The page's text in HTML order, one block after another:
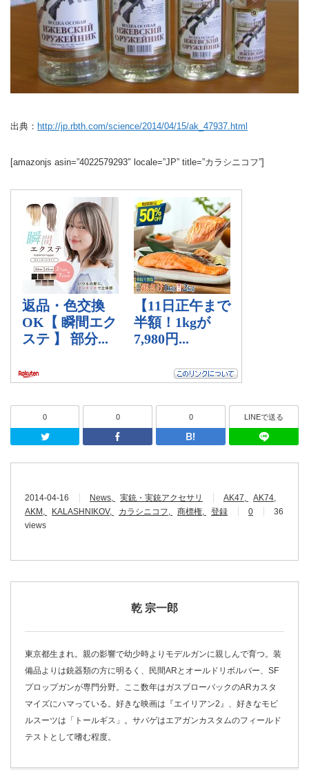
出典： http://jp.rbth.com/science/2014/04/15/ak_47937.html
[amazonjs asin=”4022579293″ locale=”JP” title=”カラシニコフ”]
0
Twitter
0
Facebook
0
はてなブッ
LINEで送る
2014-04-16 News 実銃・実銃アクセサリ AK47
AK74
AKM
KALASHNIKOV カラシニコフ 商標権 登録 0
36
views
乾 宗一郎
東京都生まれ。親の影響で幼少時よりモデルガンに親しんで育つ。装
備品よりは銃器類の方に明るく、民間ARとオールドリボルバー、SF
プロップガンが専門分野。ここ数年はガスブローバックのARカスタ
マイズにハマっている。好きな映画は『エイリアン2』、好きなモビ
ルスーツは「トールギス」。サバゲはエアガンカスタムのフィールド
テストとして嗜む程度。